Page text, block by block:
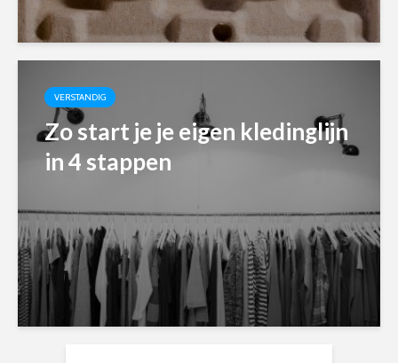
VERSTANDIG
Zo start je je eigen kledinglijn
in 4 stappen